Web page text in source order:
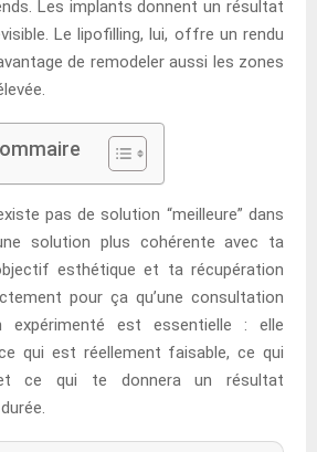
Les implants donnent un résultat
Le lipofilling, lui, offre un rendu
de remodeler aussi les zones
pas de solution “meilleure” dans
solution plus cohérente avec ta
esthétique et ta récupération
pour ça qu’une consultation
expérimenté est essentielle : elle
qui est réellement faisable, ce qui
ce qui te donnera un résultat